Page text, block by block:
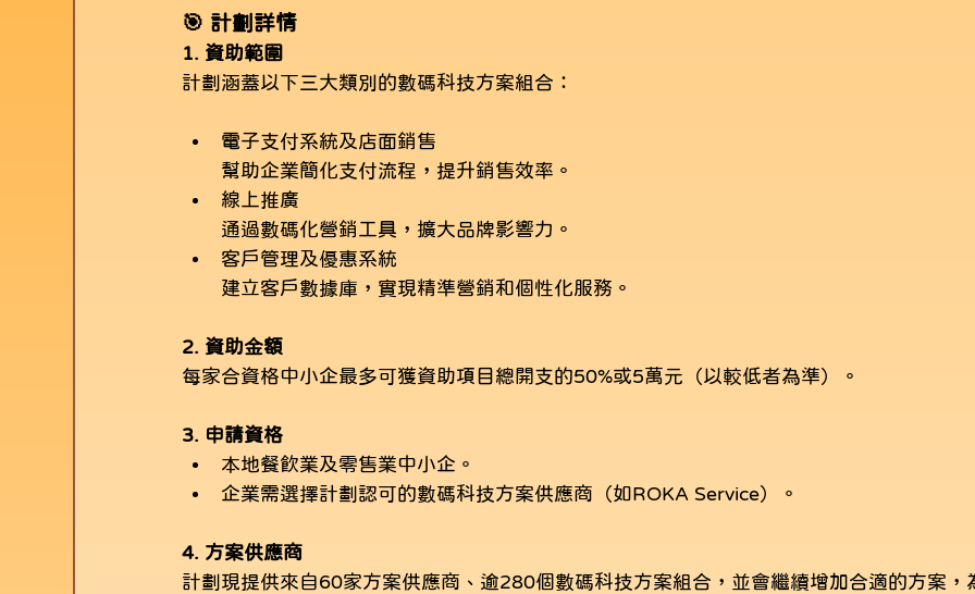
🎯 計劃詳情
1. 資助範圍
計劃涵蓋以下三大類別的數碼科技方案組合：
電子支付系統及店面銷售
幫助企業簡化支付流程，提升銷售效率。
線上推廣
通過數碼化營銷工具，擴大品牌影響力。
客戶管理及優惠系統
建立客戶數據庫，實現精準營銷和個性化服務。
2. 資助金額
每家合資格中小企最多可獲資助項目總開支的50%或5萬元（以較低者為準）。
3. 申請資格
本地餐飲業及零售業中小企。
企業需選擇計劃認可的數碼科技方案供應商（如ROKA Service）。
4. 方案供應商
計劃現提供來自60家方案供應商、逾280個數碼科技方案組合，並會繼續增加合適的方案，